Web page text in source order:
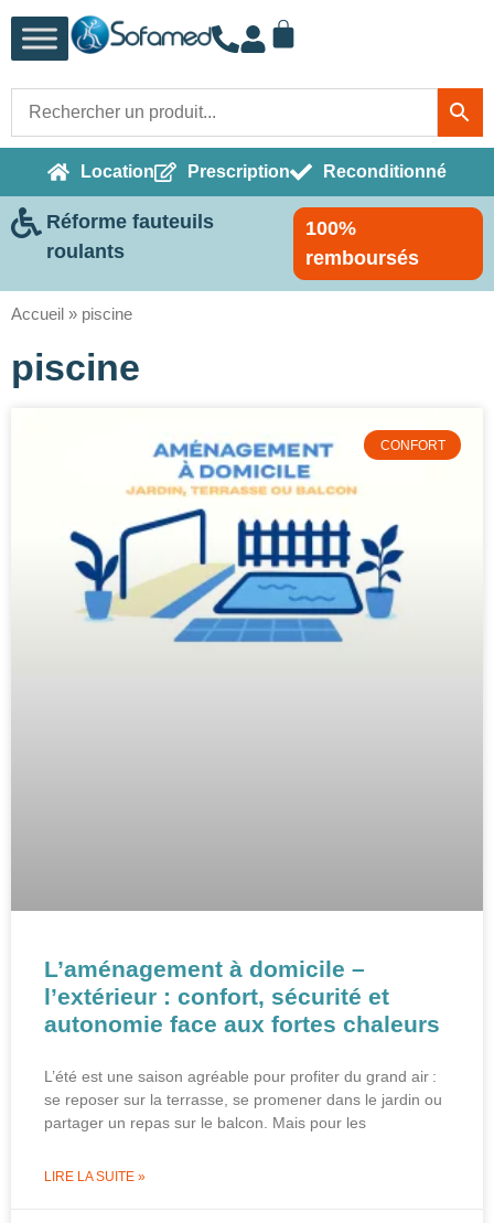
Location Prescription Reconditionné
Réforme fauteuils
roulants
100%
remboursés
Accueil » piscine
piscine
CONFORT
L’aménagement à domicile –
l’extérieur : confort, sécurité et
autonomie face aux fortes chaleurs
L’été est une saison agréable pour profiter du grand air :
se reposer sur la terrasse, se promener dans le jardin ou
partager un repas sur le balcon. Mais pour les
LIRE LA SUITE »